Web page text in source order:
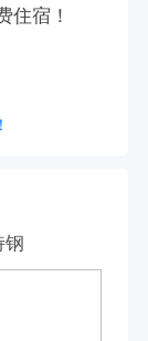
住宿！
钢